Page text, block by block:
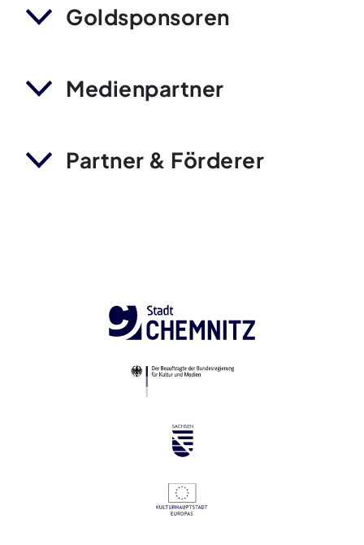
Goldsponsoren
Medienpartner
Partner & Förderer